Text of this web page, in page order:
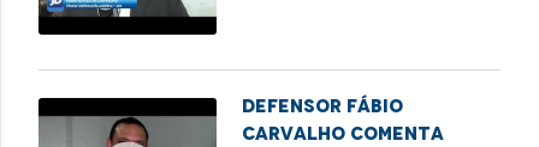
Defensor Fábio
Carvalho comenta